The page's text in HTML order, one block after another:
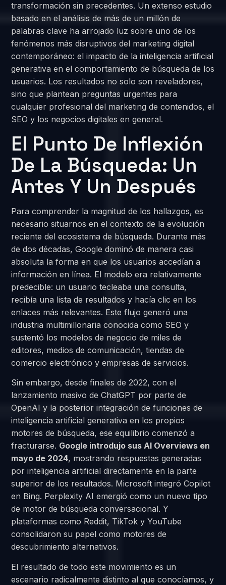
transformación sin precedentes. Un extenso estudio
basado en el análisis de más de un millón de
palabras clave ha arrojado luz sobre uno de los
fenómenos más disruptivos del marketing digital
contemporáneo: el impacto de la inteligencia artificial
generativa en el comportamiento de búsqueda de los
usuarios. Los resultados no solo son reveladores,
sino que plantean preguntas urgentes para
cualquier profesional del marketing de contenidos, el
SEO y los negocios digitales en general.
El Punto De Inflexión
De La Búsqueda: Un
Antes Y Un Después
Para comprender la magnitud de los hallazgos, es
necesario situarnos en el contexto de la evolución
reciente del ecosistema de búsqueda. Durante más
de dos décadas, Google dominó de manera casi
absoluta la forma en que los usuarios accedían a
información en línea. El modelo era relativamente
predecible: un usuario tecleaba una consulta,
recibía una lista de resultados y hacía clic en los
enlaces más relevantes. Este flujo generó una
industria multimillonaria conocida como SEO y
sustentó los modelos de negocio de miles de
editores, medios de comunicación, tiendas de
comercio electrónico y empresas de servicios.
Sin embargo, desde finales de 2022, con el
lanzamiento masivo de ChatGPT por parte de
OpenAI y la posterior integración de funciones de
inteligencia artificial generativa en los propios
motores de búsqueda, ese equilibrio comenzó a
fracturarse. Google introdujo sus AI Overviews en
mayo de 2024, mostrando respuestas generadas
por inteligencia artificial directamente en la parte
superior de los resultados. Microsoft integró Copilot
en Bing. Perplexity AI emergió como un nuevo tipo
de motor de búsqueda conversacional. Y
plataformas como Reddit, TikTok y YouTube
consolidaron su papel como motores de
descubrimiento alternativos.
El resultado de todo este movimiento es un
escenario radicalmente distinto al que conocíamos, y